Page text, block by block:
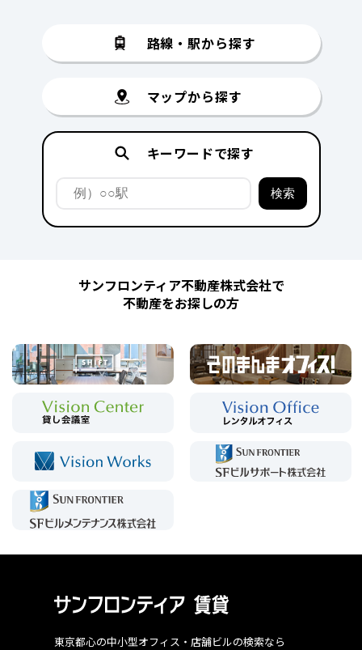
路線・駅から探す
マップから探す
キーワードで探す
サンフロンティア不動産株式会社で
不動産をお探しの方
東京都心の中小型オフィス・店舗ビルの検索なら